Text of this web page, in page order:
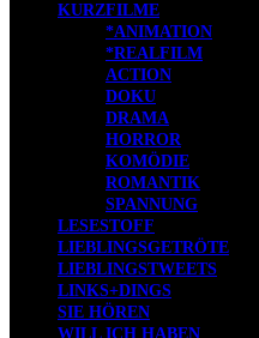
KURZFILME
*ANIMATION
*REALFILM
ACTION
DOKU
DRAMA
HORROR
KOMÖDIE
ROMANTIK
SPANNUNG
LESESTOFF
LIEBLINGSGETRÖTE
LIEBLINGSTWEETS
LINKS+DINGS
SIE HÖREN
WILL ICH HABEN